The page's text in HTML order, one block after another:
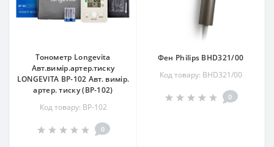
Тонометр Longevita
Авт.вимір.артер.тиску
LONGEVITA BP-102 Авт. вимір.
артер. тиску (BP-102)
Код товару: BP-102
0
Фен Philips BHD321/00
Код товару: BHD321/00
0